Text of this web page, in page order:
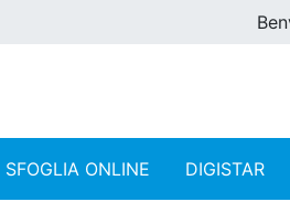
SFOGLIA ONLINE DIGISTAR